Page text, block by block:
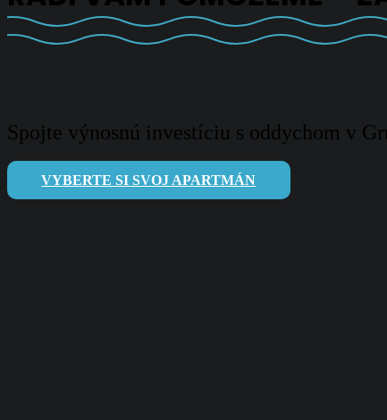
Spojte výnosnú investíciu s oddychom v
VYBERTE SI SVOJ APARTMÁN